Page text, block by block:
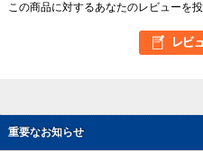
重要なお知らせ
この商品に対するあなたのレビューを